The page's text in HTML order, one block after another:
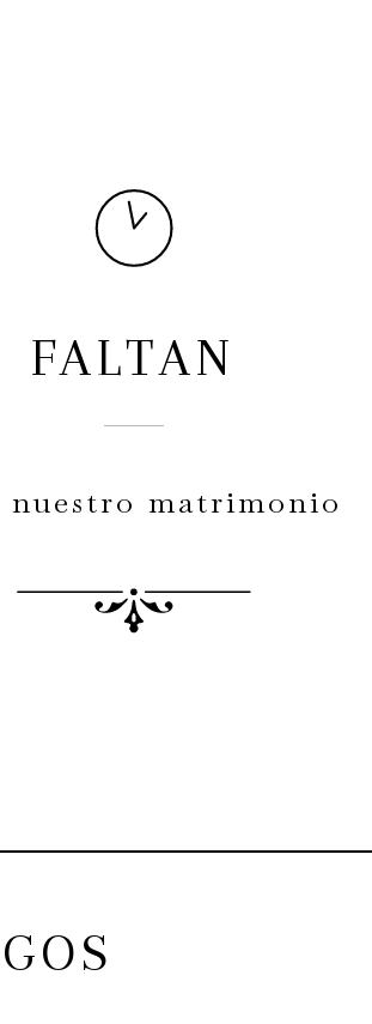
FALTAN
nuestro matrimonio